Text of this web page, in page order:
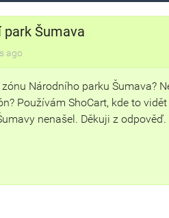
park Šumava
ago
Národního parku Šumava?
Používám ShoCart, kde to
nenašel. Děkuji z odpověď.